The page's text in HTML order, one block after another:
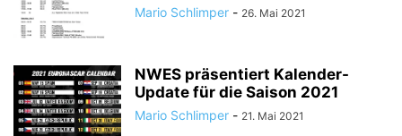
Mario Schlimper - 26. Mai 2021
NWES präsentiert Kalender-
Update für die Saison 2021
Mario Schlimper - 21. Mai 2021